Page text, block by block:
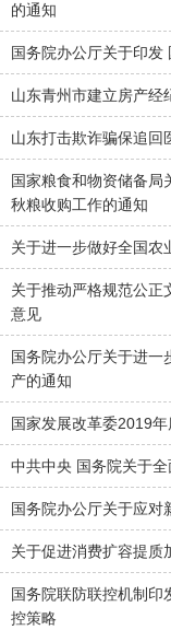
的通知
国务院办公厅关于印发
山东青州市建立房产经
山东打击欺诈骗保追回
国家粮食和物资储备
秋粮收购工作的通知
关于进一步做好全国农
关于推动严格规范公正
意见
国务院办公厅关于进一
产的通知
国家发展改革委2019
中共中央 国务院关于
国务院办公厅关于应
关于促进消费扩容提质
国务院联防联控机制
控策略